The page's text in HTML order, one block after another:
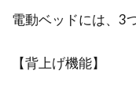
電動ベッドには、3
【背上げ機能】